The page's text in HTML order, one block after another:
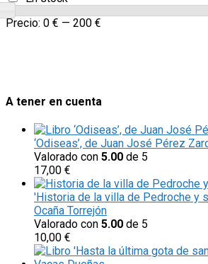
Precio: 0 € — 200 €
A tener en cuenta
‘Odiseas’, de Juan José Pérez
Valorado con 5.00 de 5
17,00 €
'Historia de la villa de Pedroche y
Ocaña Torrejón
Valorado con 5.00 de 5
10,00 €